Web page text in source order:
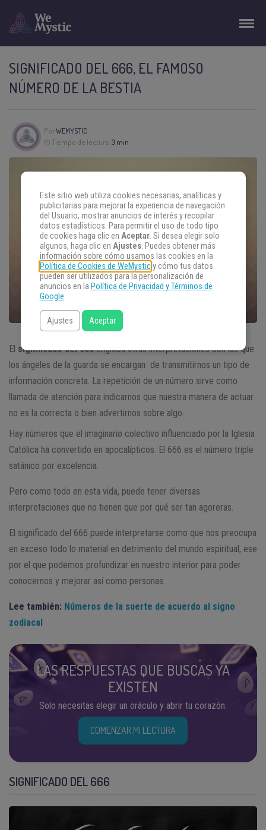
SIGNIFICADO DEL 666, EL FAMOSO
NÚMERO DE LA BESTIA
PorWEMYSTIC
Tiempo de lectura: 3 min
El significado del 666engloba otras interpretaciones con las que
los ángeles de la guarda se encargan de transmitirnos un tipo de
información concreta. La repetición de un número sirve como
llamada de atención para indicarnos que nuestra manera de actuar
no es la correcta o bien advertirnos sobre algo.
Hay números que el imaginario colectivo influenciado por la Iglesia
Católica ha convertido en apocalípticos. El 666 es el número triple
satánico por excelencia.
Pero como todo en esta vida, puede tener diversas
interpretaciones que no tienen que por qué ser tan agoreras.
El significado del 666 puede interpretarse como que nos preocupa
en exceso todo lo material en detrimento del mundo espiritual, ese
por el que podemos profundizar en nuestro interior para poder
conocernos y mejorar así como personas.
Lee también: Números de la suerte de acuerdo al signo
zodiacal
LAS RESPUESTAS QUE BUSCAS YA
EXISTEN
Solo necesitas elegir un oráculo y abrir tu corazón.
COMENZAR MI LECTURA
SIGNIFICADO DEL 666
Este sitio web utiliza cookies necesarias, analíticas y
publicitarias para mejorar la experiencia de navegación
del Usuario, mostrar anuncios de interés y recopilar
datos estadísticos. Para permitir el uso de todo tipo
de cookies haga clic en Aceptar. Si desea elegir solo
algunos, haga clic en Ajustes. Puedes obtener más
información sobre cómo usamos las cookies en la
Política de Cookies de WeMysticy cómo tus datos
pueden ser utilizados para la personalización de
anuncios en la Política de Privacidad y Términos de
Google.
Ajustes Aceptar